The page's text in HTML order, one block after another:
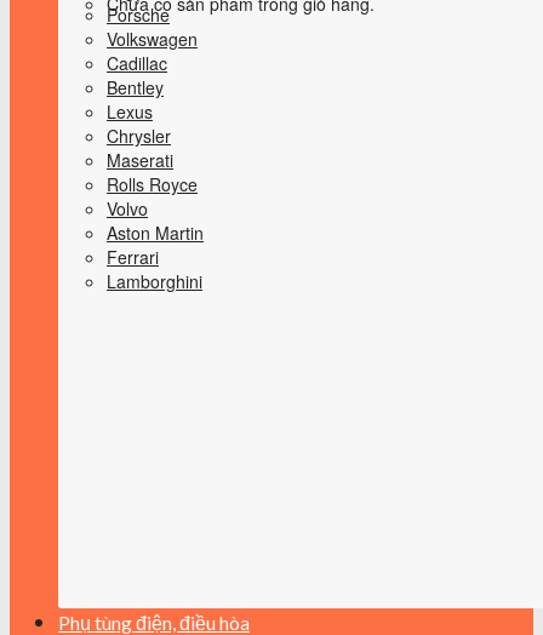
Porsche
Volkswagen
Cadillac
Bentley
Lexus
Chrysler
Maserati
Rolls Royce
Volvo
Aston Martin
Ferrari
Lamborghini
Phụ tùng điện, điều hòa